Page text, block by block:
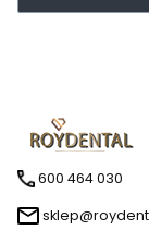
600 464 030